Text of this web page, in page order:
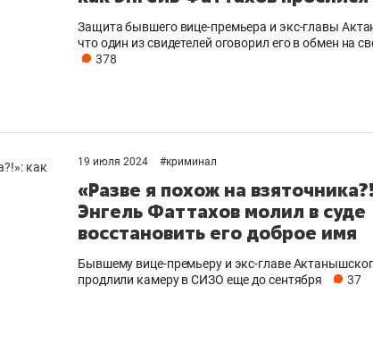
Защита бывшего вице-премьера и экс-главы
что один из свидетелей оговорил его в обмен на
378
19 июля 2024 #криминал
«Разве я похож на
Энгель Фаттахов молил в суде
восстановить его доброе имя
Бывшему вице-премьеру и экс-главе
продлили камеру в СИЗО еще до сентября
37